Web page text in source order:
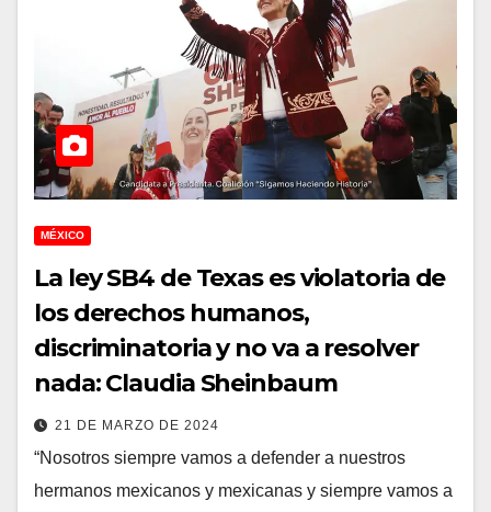
MÉXICO
La ley SB4 de Texas es violatoria de
los derechos humanos,
discriminatoria y no va a resolver
nada: Claudia Sheinbaum
21 DE MARZO DE 2024
“Nosotros siempre vamos a defender a nuestros
hermanos mexicanos y mexicanas y siempre vamos a